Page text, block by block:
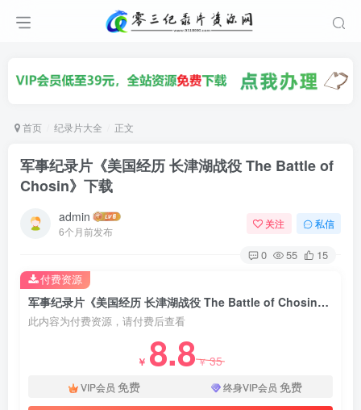
首页 纪录片大全 正文
军事纪录片《美国经历 长津湖战役 The Battle of
Chosin》下载
admin
6个月前发布
关注 私信
0 55 15
军事纪录片《美国经历 长津湖战役 The Battle of Chosin》下载
此内容为付费资源，请付费后查看
￥ 8.8￥35
VIP会员 免费 终身VIP会员 免费
付费资源